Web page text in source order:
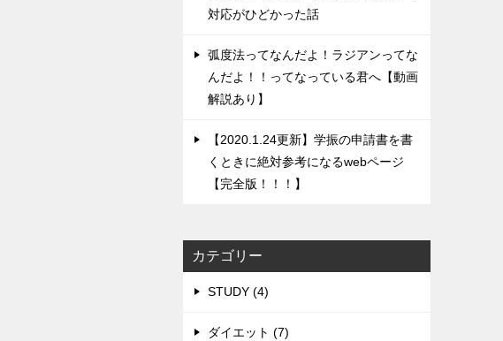
対応がひどかった話
弧度法ってなんだよ！ラジアンってな
んだよ！！ってなっている君へ【動画
解説あり】
【2020.1.24更新】学振の申請書を書
くときに絶対参考になるwebページ
【完全版！！！】
カテゴリー
STUDY (4)
ダイエット (7)